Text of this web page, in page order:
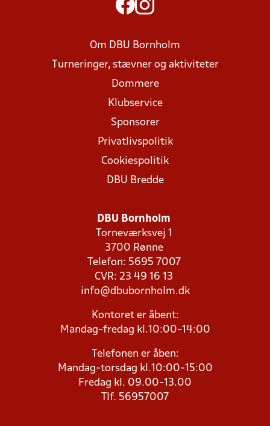
Om DBU Bornholm
Turneringer, stævner og aktiviteter
Dommere
Klubservice
Sponsorer
Privatlivspolitik
Cookiespolitik
DBU Bredde
DBU Bornholm
Torneværksvej 1
3700 Rønne
Telefon: 5695 7007
CVR: 23 49 16 13
info@dbubornholm.dk
Kontoret er åbent:
Mandag-fredag kl.10:00-14:00
Telefonen er åben:
Mandag-torsdag kl.10:00-15:00
Fredag kl. 09.00-13.00
Tlf. 56957007